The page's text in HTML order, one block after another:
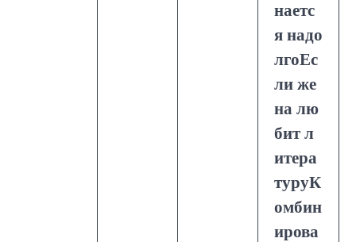
наетс
я надо
лгоЕс
ли же
на лю
бит л
итера
туруК
омбин
ирова